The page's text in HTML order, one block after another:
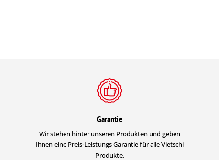
Garantie
Wir stehen hinter unseren Produkten und geben
Ihnen eine Preis-Leistungs Garantie für alle Vietschi
Produkte.